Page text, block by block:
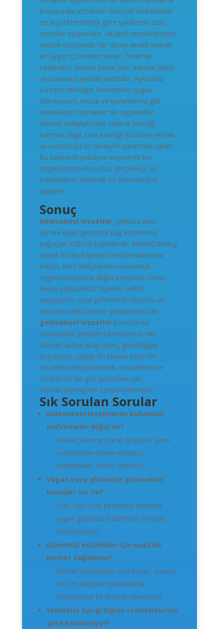
konusunda uzmandır. Bireysel etkinliklerde
ise kişisel tercihlere göre şekillenen özel
menüler oluşturulur. Müşteri temsilcilerimiz,
etkinlik öncesinde her detayı analiz ederek
en uygun çözümleri sunar. Teslimat
saatinden, servise kadar tüm adımlar planlı
ve sorunsuz şekilde yürütülür. Ayrıca bu
süreçte, etkinliğin konseptine uygun
dekorasyon, müzik ve ışıklandırma gibi
destekleyici hizmetler de sağlanabilir.
Hizmet anlayışımızda sadece yemeği
sunmak değil, tüm etkinliği koordine etmek
ve unutulmaz bir deneyim yaratmak vardır.
Bu kapsamlı yaklaşım sayesinde her
organizasyon kusursuz gerçekleşir ve
beklentilerin ötesinde bir memnuniyet
sağlanır.
Sonuç
Geleneksel lezzetler, yalnızca birer
yemek değil; geçmişle bağ kurmamızı
sağlayan kültürel köprülerdir. MaideCatering
olarak biz bu köprüyü her lokmada inşa
ediyor, hem bireysel hem kurumsal
organizasyonlara değer katıyoruz. Geniş
menü yelpazemiz, hijyenik üretim
anlayışımız, usta şeflerimizin vizyonu ve
müşteri odaklı hizmet yaklaşımımız ile
geleneksel lezzetlerkonusunda
standartları yeniden tanımlıyoruz. Her
damak tadına hitap eden, görselliğiyle
büyüleyen, sağlığı ön planda tutan bu
lezzetleri deneyimlemek, misafirlerinize
unutulmaz bir gün yaşatmak için
MaideCatering her zaman yanınızda.
Sık Sorulan Sorular
Geleneksel lezzetlerde kullanılan
malzemeler doğal mı?
MaideCatering olarak doğal ve yerel
üreticilerden temin ettiğimiz
malzemeleri tercih ediyoruz.
Vegan veya glütensiz geleneksel
menüler var mı?
Evet, tüm özel beslenme türlerine
uygun geleneksel tariflerle menüler
oluşturuyoruz.
Kurumsal etkinlikler için nasıl bir
hizmet sağlanıyor?
Etkinlik konseptine özel menü, sunum
ve tüm detayları planlayarak
profesyonel bir hizmet sunuyoruz.
Yemekler hangi hijyen standartlarına
göre hazırlanıyor?